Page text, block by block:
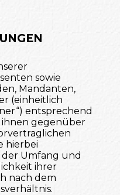
sowie
Mandanten,
(einheitlich
entsprechend
ihnen gegenüber
hierbei
Umfang und
ihrer
nach dem